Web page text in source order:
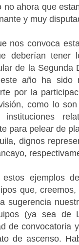
no ahora que
y muy
nos convoca
deberían tener
de la Segunda
año ha sido
por la
como lo
para pelear de
dignos
ejemplos
que,
sugerencia
(ya sea
de convocatoria
de ascenso.